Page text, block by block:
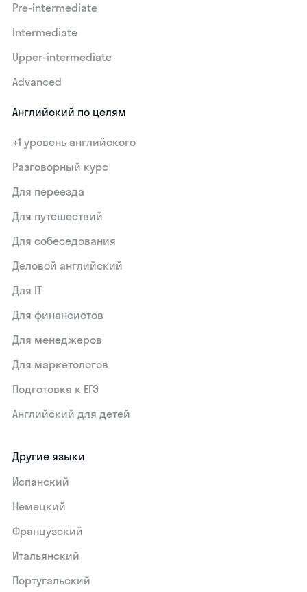
Pre-intermediate
Intermediate
Upper-intermediate
Advanced
Английский по целям
+1 уровень английского
Разговорный курс
Для переезда
Для путешествий
Для собеседования
Деловой английский
Для IT
Для финансистов
Для менеджеров
Для маркетологов
Подготовка к ЕГЭ
Английский для детей
Другие языки
Испанский
Немецкий
Французский
Итальянский
Португальский